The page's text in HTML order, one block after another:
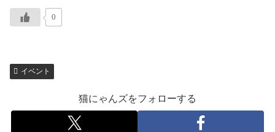
0
イベント
猫にゃんズをフォローする